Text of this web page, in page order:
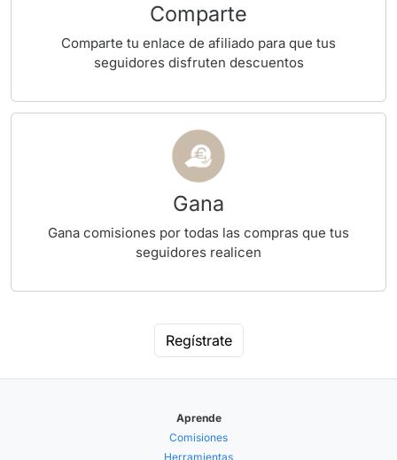
Comparte
Comparte tu enlace de afiliado para que tus
seguidores disfruten descuentos
Gana
Gana comisiones por todas las compras que tus
seguidores realicen
Regístrate
Aprende
Comisiones
Herramientas